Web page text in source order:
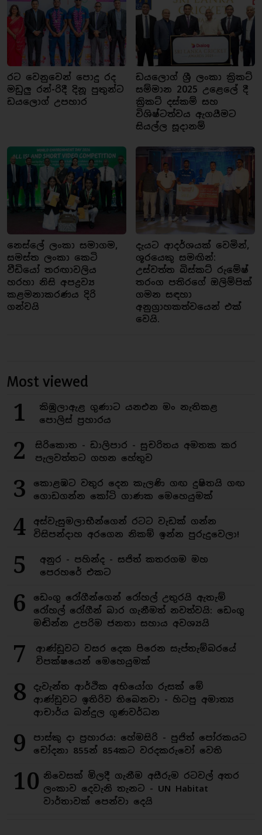
රට වෙනුවෙන් පොදු රද
මඩුලු රන්-රිදී දිනූ පුතුන්ට
ඩයලොග් උපහාර
ඩයලොග් ශ්‍රී ලංකා ක්‍රිකට්
සම්මාන 2025 උළෙලේ දී
ක්‍රිකට් දස්කම් සහ
විශිෂ්ටත්වය ඇගයීමට
සියල්ල සූදානම්
නෙස්ලේ ලංකා සමාගම,
සමස්ත ලංකා කෙටි
වීඩියෝ තරඟාවලිය
හරහා නිසි අපද්‍රව්‍ය
කළමනාකරණය දිරි
ගන්වයි
දැයට ආදර්ශයක් වෙමින්,
ශූරයෙකු සමඟින්:
උස්වත්ත බිස්කට් රුමේෂ්
තරංග පතිරගේ ඔලිම්පික්
ගමන සඳහා
අනුග්‍රාහකත්වයෙන් එක්
වෙයි.
Most viewed
1
කිඹුලාඇළ ගුණාට යනඑන මං නැතිකළ
පොලිස් ප්‍රහාරය
2
සිරිකොත - ඩාලිපාර - සුචරිතය අමතක කර
පැලවත්තට ගහන හේතුව
3
කොළඹට වතුර දෙන කැලණි ගඟ දුෂිතයි ගඟ
ගොඩගන්න කෝටි ගාණක මෙහෙයුමක්
4
අස්වැසුමලාභීන්ගෙන් රටට වැඩක් ගන්න
විසිපන්දාහ අරගෙන නිකම් ඉන්න පුරුදුවෙලා!
5
අනුර - පහින්ද - සජිත් කතරගම මහ
පෙරහරේ එකට
6
ඩෙංගු රෝගීන්ගෙන් රෝහල් උතුරයි ඇතැම්
රෝහල් රෝගීන් බාර ගැනීමත් නවත්වයි: ඩෙංගු
මඬින්න උපරිම ජනතා සහාය අවශ්‍යයි
7
ආණ්ඩුවට වසර දෙක පිරෙන සැප්තැම්බරයේ
විපක්ෂයෙන් මෙහෙයුමක්
8
දැවැන්ත ආර්ථික අභියෝග රුසක් මේ
ආණ්ඩුවට ඉතිරිව තිබෙනවා - හිටපු අමාත්‍ය
ආචාර්ය බන්දුල ගුණවර්ධන
9
පාස්කු දා ප්‍රහාරය: හේමසිරි - පූජිත් පෝරකයට
චෝදනා 855න් 854කට වරදකරුවෝ වෙති
10 නිවෙසක් මිලදී ගැනීම අසීරුම රටවල් අතර
ලංකාව දෙවැනි තැනට - UN Habitat
වාර්තාවක් පෙන්වා දෙයි